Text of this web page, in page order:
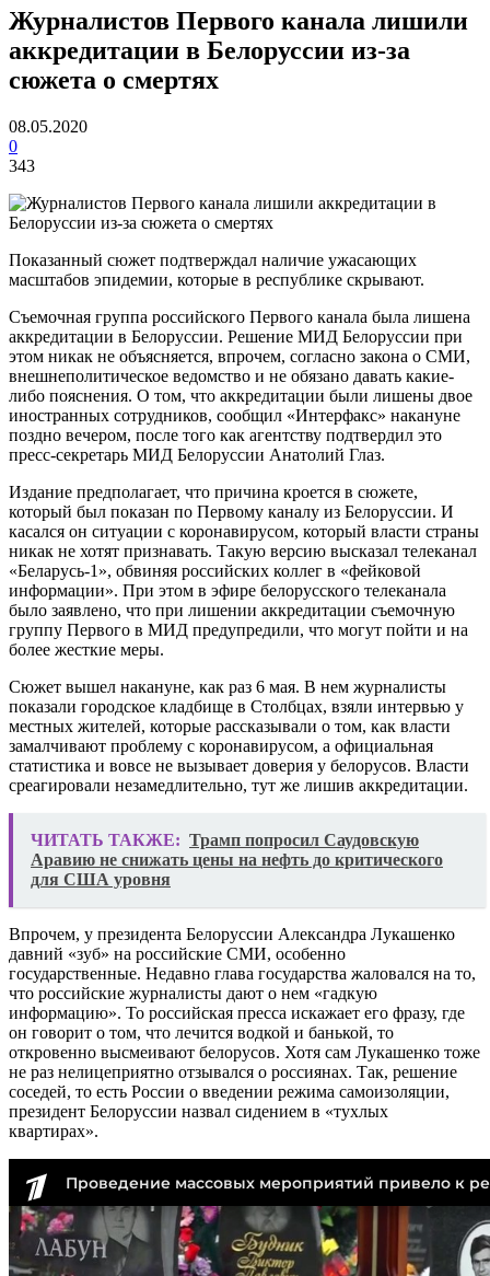
Журналистов Первого канала лишили
аккредитации в Белоруссии из-за
сюжета о смертях
08.05.2020
0
343
Показанный сюжет подтверждал наличие ужасающих
масштабов эпидемии, которые в республике скрывают.
Съемочная группа российского Первого канала была лишена
аккредитации в Белоруссии. Решение МИД Белоруссии при
этом никак не объясняется, впрочем, согласно закона о СМИ,
внешнеполитическое ведомство и не обязано давать какие-
либо пояснения. О том, что аккредитации были лишены двое
иностранных сотрудников, сообщил «Интерфакс» накануне
поздно вечером, после того как агентству подтвердил это
пресс-секретарь МИД Белоруссии Анатолий Глаз.
Издание предполагает, что причина кроется в сюжете,
который был показан по Первому каналу из Белоруссии. И
касался он ситуации с коронавирусом, который власти страны
никак не хотят признавать. Такую версию высказал телеканал
«Беларусь-1», обвиняя российских коллег в «фейковой
информации». При этом в эфире белорусского телеканала
было заявлено, что при лишении аккредитации съемочную
группу Первого в МИД предупредили, что могут пойти и на
более жесткие меры.
Сюжет вышел накануне, как раз 6 мая. В нем журналисты
показали городское кладбище в Столбцах, взяли интервью у
местных жителей, которые рассказывали о том, как власти
замалчивают проблему с коронавирусом, а официальная
статистика и вовсе не вызывает доверия у белорусов. Власти
среагировали незамедлительно, тут же лишив аккредитации.
ЧИТАТЬ ТАКЖЕ: Трамп попросил Саудовскую
Аравию не снижать цены на нефть до критического
для США уровня
Впрочем, у президента Белоруссии Александра Лукашенко
давний «зуб» на российские СМИ, особенно
государственные. Недавно глава государства жаловался на то,
что российские журналисты дают о нем «гадкую
информацию». То российская пресса искажает его фразу, где
он говорит о том, что лечится водкой и банькой, то
откровенно высмеивают белорусов. Хотя сам Лукашенко тоже
не раз нелицеприятно отзывался о россиянах. Так, решение
соседей, то есть России о введении режима самоизоляции,
президент Белоруссии назвал сидением в «тухлых
квартирах».